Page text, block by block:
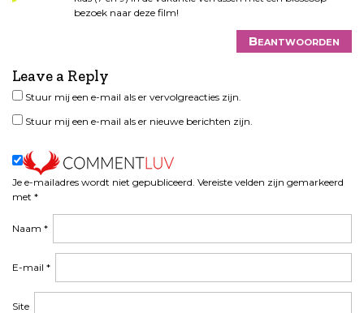
bezoek naar deze film!
Beantwoorden
Leave a Reply
Je e-mailadres wordt niet gepubliceerd. Vereiste velden zijn gemarkeerd
met *
Naam *
E-mail *
Site
Stuur mij een e-mail als er vervolgreacties zijn.
Stuur mij een e-mail als er nieuwe berichten zijn.